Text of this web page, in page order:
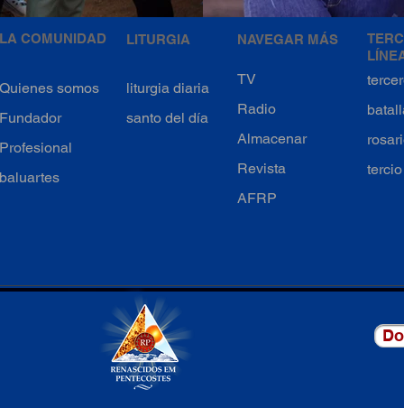
LA COMUNIDAD
Quienes somos
Fundador
Profesional
baluartes
LITURGIA
liturgia diaria
santo del día
NAVEGAR MÁS
TV
Radio
Almacenar
Revista
AFRP